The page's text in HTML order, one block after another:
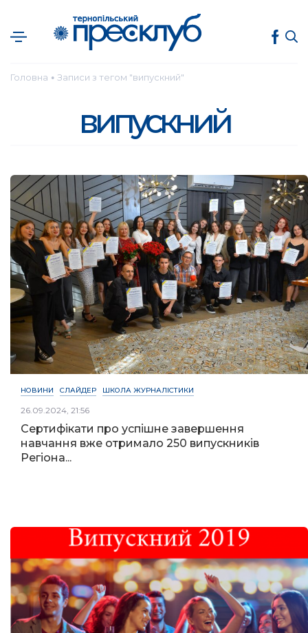
Головна ● Записи з тегом "випускний"
випускний
НОВИНИ СЛАЙДЕР ШКОЛА ЖУРНАЛІСТИКИ
26.09.2024, 21:56
Сертифікати про успішне завершення
навчання вже отримало 250 випускників
Регіона...